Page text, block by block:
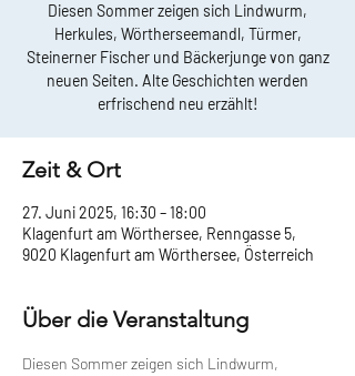
Diesen Sommer zeigen sich Lindwurm,
Herkules, Wörtherseemandl, Türmer,
Steinerner Fischer und Bäckerjunge von ganz
neuen Seiten. Alte Geschichten werden
erfrischend neu erzählt!
Zeit & Ort
27. Juni 2025, 16:30 – 18:00
Klagenfurt am Wörthersee, Renngasse 5,
9020 Klagenfurt am Wörthersee, Österreich
Über die Veranstaltung
Diesen Sommer zeigen sich Lindwurm,